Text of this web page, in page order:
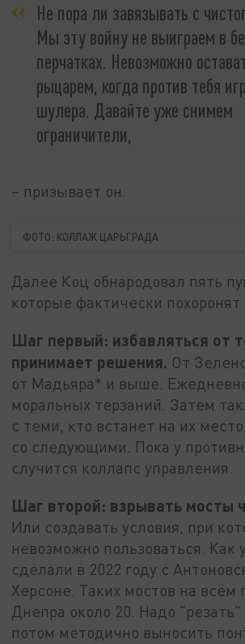
Не пора ли завязывать с
Мы эту войну не выиграем в
перчатках. Невозможно
рыцарем, когда против тебя
шулера. Давайте уже снимем
ограничители,
– призывает он.
ФОТО: КОЛЛАЖ ЦАРЬГРАДА
Далее Коц обнародовал пять
которые фактически похоронят
Шаг первый: избавляться от
принимает решения. От
от Мадьяра* и выше.
моральных терзаний. Затем
с теми, кто встанет на их
со следующими. Пока у
случится коллапс управления.
Шаг второй: взрывать мосты
Или создавать условия, при
невозможно пользоваться. Как
сделали в 2022 году с
Херсоне. Таких мостов на всём
Днепра около 20. Надо "резать"
потом методично выносить